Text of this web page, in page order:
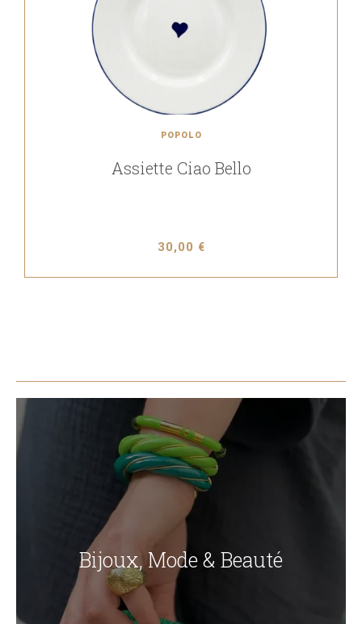
POPOLO
Assiette Ciao Bello
30,00 €
Bijoux, Mode & Beauté